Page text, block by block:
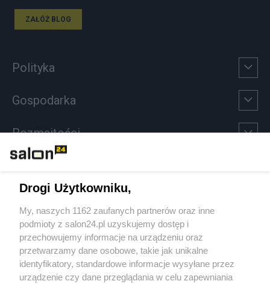
ZAŁÓŻ BLOG
Polityka
Gospodarka
Rozmaitości
Sport
Społeczeństwo
Kultura
Drogi Użytkowniku,
My, naszych 1162 zaufanych partnerów oraz inne
podmioty z salon24.pl uzyskujemy dostęp i
przechowujemy informacje na urządzeniu oraz
przetwarzamy dane osobowe, takie jak unikalne
identyfikatory, standardowe informacje wysyłane przez
urządzenie czy dane przeglądania w celu zapewniania